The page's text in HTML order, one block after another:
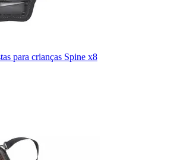
para crianças Spine x8